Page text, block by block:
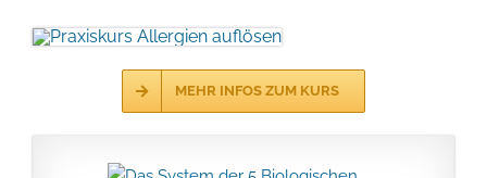
MEHR INFOS ZUM KURS